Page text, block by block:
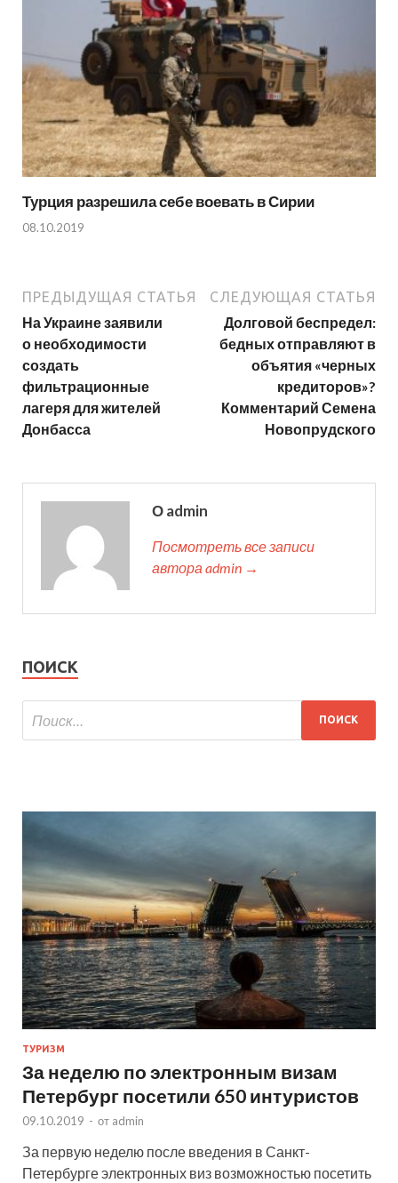
Турция разрешила себе воевать в Сирии
08.10.2019
ПРЕДЫДУЩАЯ СТАТЬЯ
На Украине заявили
о необходимости
создать
фильтрационные
лагеря для жителей
Донбасса
СЛЕДУЮЩАЯ СТАТЬЯ
Долговой беспредел:
бедных отправляют в
объятия «черных
кредиторов»?
Комментарий Семена
Новопрудского
О admin
Посмотреть все записи
автора admin →
ПОИСК
ТУРИЗМ
За неделю по электронным визам
Петербург посетили 650 интуристов
09.10.2019 - от admin
За первую неделю после введения в Санкт-
Петербурге электронных виз возможностью посетить